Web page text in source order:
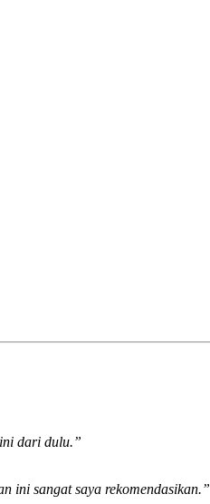
dari dulu.”
ini sangat saya rekomendasikan.”